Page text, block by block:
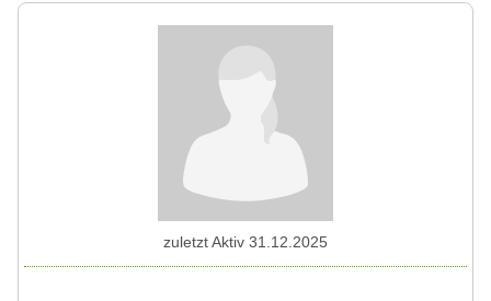
zuletzt Aktiv 31.12.2025